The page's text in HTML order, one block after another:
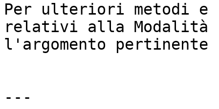
Per ulteriori metodi e
relativi alla Modalità
l'argomento pertinente
---